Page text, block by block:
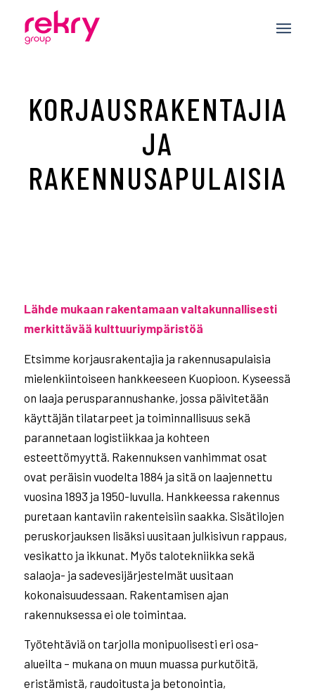
KORJAUSRAKENTAJIA
JA
RAKENNUSAPULAISIA
Lähde mukaan rakentamaan valtakunnallisesti
merkittävää kulttuuriympäristöä
Etsimme korjausrakentajia ja rakennusapulaisia
mielenkiintoiseen hankkeeseen Kuopioon. Kyseessä
on laaja perusparannushanke, jossa päivitetään
käyttäjän tilatarpeet ja toiminnallisuus sekä
parannetaan logistiikkaa ja kohteen
esteettömyyttä. Rakennuksen vanhimmat osat
ovat peräisin vuodelta 1884 ja sitä on laajennettu
vuosina 1893 ja 1950-luvulla. Hankkeessa rakennus
puretaan kantaviin rakenteisiin saakka. Sisätilojen
peruskorjauksen lisäksi uusitaan julkisivun rappaus,
vesikatto ja ikkunat. Myös talotekniikka sekä
salaoja- ja sadevesijärjestelmät uusitaan
kokonaisuudessaan. Rakentamisen ajan
rakennuksessa ei ole toimintaa.
Työtehtäviä on tarjolla monipuolisesti eri osa-
alueilta – mukana on muun muassa purkutöitä,
eristämistä, raudoitusta ja betonointia,